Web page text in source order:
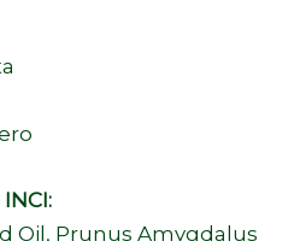
Oil, Prunus Amygdalus